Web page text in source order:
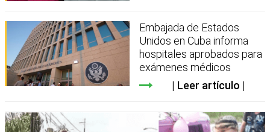
Embajada de Estados
Unidos en Cuba informa
hospitales aprobados para
exámenes médicos
Leer artículo